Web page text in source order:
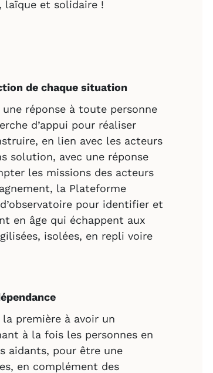
laïque et solidaire !
de chaque situation
une réponse à toute personne
d’appui pour réaliser
en lien avec les acteurs
solution, avec une réponse
les missions des acteurs
la Plateforme
pour identifier et
en âge qui échappent aux
isolées, en repli voire
première à avoir un
à la fois les personnes en
aidants, pour être une
en complément des